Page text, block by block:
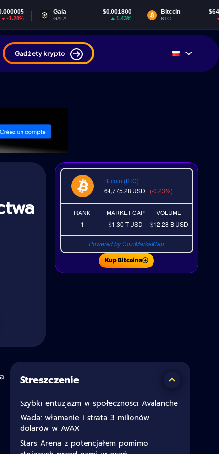
Gala $0.001800
GALA
Bitcoin $64,775.28
BTC
Gadżety krypto
Bitcoin (BTC)
64,775.28 USD (-0.23%)
RANK
1
MARKET CAP
$1.30 TUSD
VOLUME
$12.28 B USD
Powered by CoinMarketCap
Kup Bitcoina
Streszczenie
Szybki entuzjazm w społeczności Avalanche
Wada: włamanie i strata 3 milionów
dolarów w AVAX
Stars Arena z potencjałem pomimo